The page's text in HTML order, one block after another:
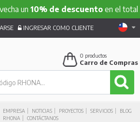
10% de descuentoen el total de tu
EMPRESA NOTICIAS PROYECTOS SERVICIOS
BLOG
RHONA
CONTÁCTANOS
INGRESAR COMO CLIENTE
0 productos
Carro de Compras